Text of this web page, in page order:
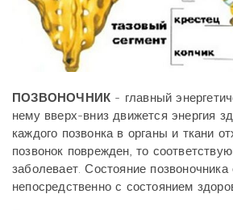
ПОЗВОНОЧНИК - главный
нему вверх-вниз движется энергия
каждого позвонка в органы и ткани
позвонок поврежден, то
заболевает. Состояние позвоночника
непосредственно с состоянием